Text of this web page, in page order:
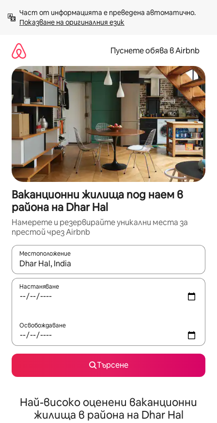
към
съдържанието
Показване на оригиналния език
Пуснете обява в Airbnb
Ваканционни жилища под наем в
района на Dhar Hal
Намерете и резервирайте уникални места за
престой чрез Airbnb
Местоположение
Когато резултатите се покажат, използвайте
Настаняване
Освобождаване
Търсене
Най-високо оценени ваканционни
жилища в района на Dhar Hal